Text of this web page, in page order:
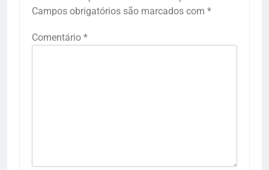
Campos obrigatórios são marcados com *
Comentário *